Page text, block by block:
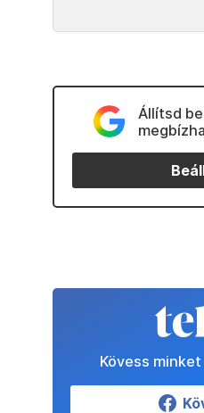
Állítsd
Kövess